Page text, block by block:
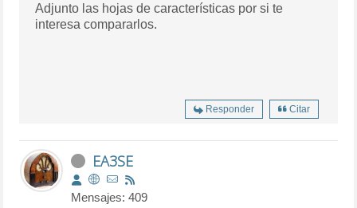
Adjunto las hojas de características por si te
interesa compararlos.
Responder Citar
EA3SE
Mensajes: 409